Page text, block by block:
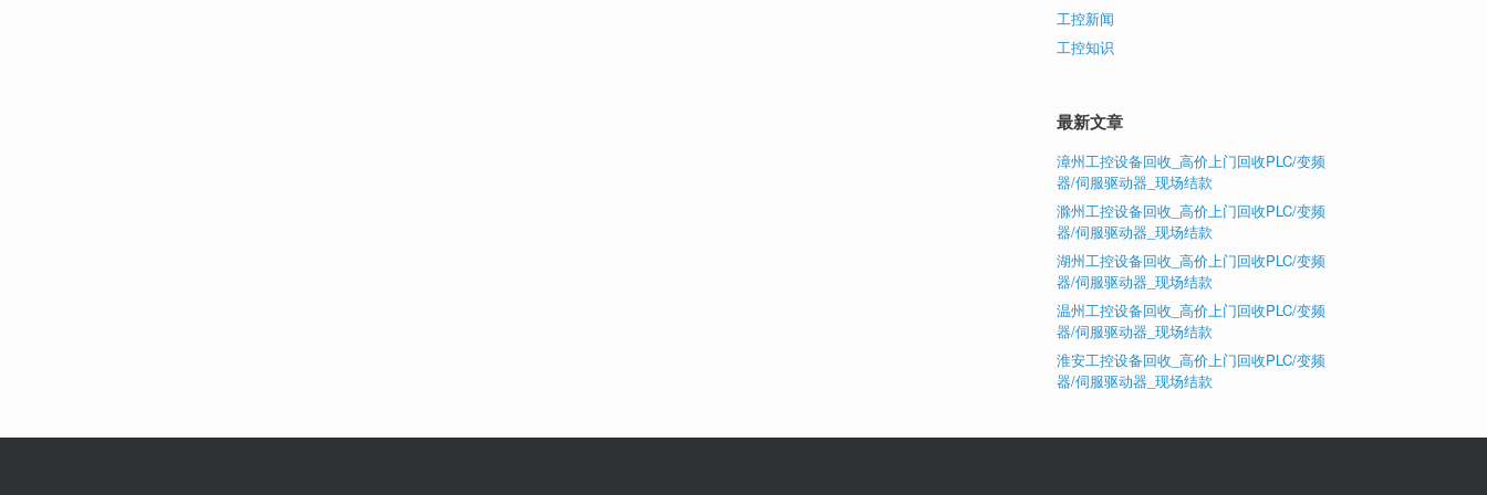
工控新闻
工控知识
最新文章
漳州工控设备回收_高价上门回收PLC/变频
器/伺服驱动器_现场结款
滁州工控设备回收_高价上门回收PLC/变频
器/伺服驱动器_现场结款
湖州工控设备回收_高价上门回收PLC/变频
器/伺服驱动器_现场结款
温州工控设备回收_高价上门回收PLC/变频
器/伺服驱动器_现场结款
淮安工控设备回收_高价上门回收PLC/变频
器/伺服驱动器_现场结款